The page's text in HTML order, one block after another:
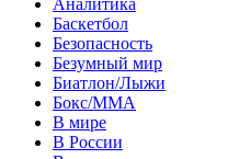
Баскетбол
Безопасность
Безумный мир
Биатлон/Лыжи
Бокс/MMA
В мире
В России